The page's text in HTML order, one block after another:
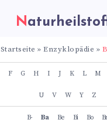
Startseite » Enzyklopädie »
F G H I J K L M
U V W Y Z
B- Ba Be Bi Bo